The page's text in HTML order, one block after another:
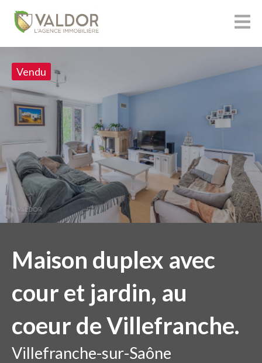
Vendu
Maison duplex avec
cour et jardin, au
coeur de Villefranche.
Villefranche-sur-Saône